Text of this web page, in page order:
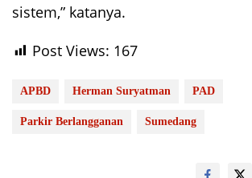
sistem,” katanya.
Post Views: 167
APBD Herman Suryatman PAD
Parkir Berlangganan Sumedang